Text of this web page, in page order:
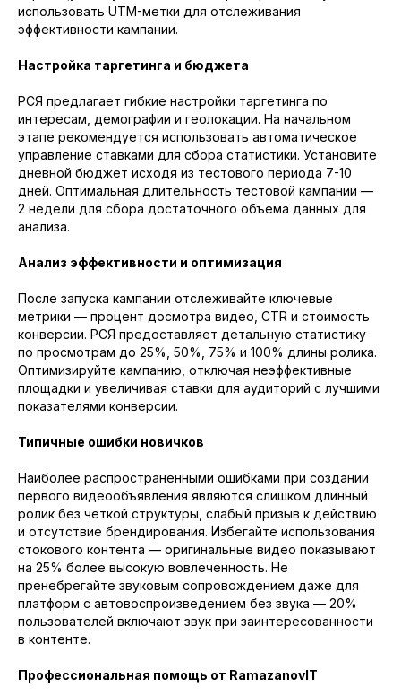
использовать UTM-метки для отслеживания
эффективности кампании.
Настройка таргетинга и бюджета
РСЯ предлагает гибкие настройки таргетинга по
интересам, демографии и геолокации. На начальном
этапе рекомендуется использовать автоматическое
управление ставками для сбора статистики. Установите
дневной бюджет исходя из тестового периода 7-10
дней. Оптимальная длительность тестовой кампании —
2 недели для сбора достаточного объема данных для
анализа.
Анализ эффективности и оптимизация
После запуска кампании отслеживайте ключевые
метрики — процент досмотра видео, CTR и стоимость
конверсии. РСЯ предоставляет детальную статистику
по просмотрам до 25%, 50%, 75% и 100% длины ролика.
Оптимизируйте кампанию, отключая неэффективные
площадки и увеличивая ставки для аудиторий с лучшими
показателями конверсии.
Типичные ошибки новичков
Наиболее распространенными ошибками при создании
первого видеообъявления являются слишком длинный
ролик без четкой структуры, слабый призыв к действию
и отсутствие брендирования. Избегайте использования
стокового контента — оригинальные видео показывают
на 25% более высокую вовлеченность. Не
пренебрегайте звуковым сопровождением даже для
платформ с автовоспроизведением без звука — 20%
пользователей включают звук при заинтересованности
в контенте.
Профессиональная помощь от RamazanovIT
ПОЛУЧИТЕ ПОТОК КЛИЕНТОВ
УЖЕ ЧЕРЕЗ НЕДЕЛЮ ПОСЛЕ
ЗАПУСКА РЕКЛАМЫ
Цены от 25 000 рублей в месяц. Все
фиксируется в договоре. Никаких
скрытых платежей! Вы знаете, за что
платите, и получаете медиаплан с
прогнозом лидов.
Выясним ваши бизнес-задачи,
определим с чего начать и ответим
на все вопросы.
+7
политикой конфиденциальности
Консультация